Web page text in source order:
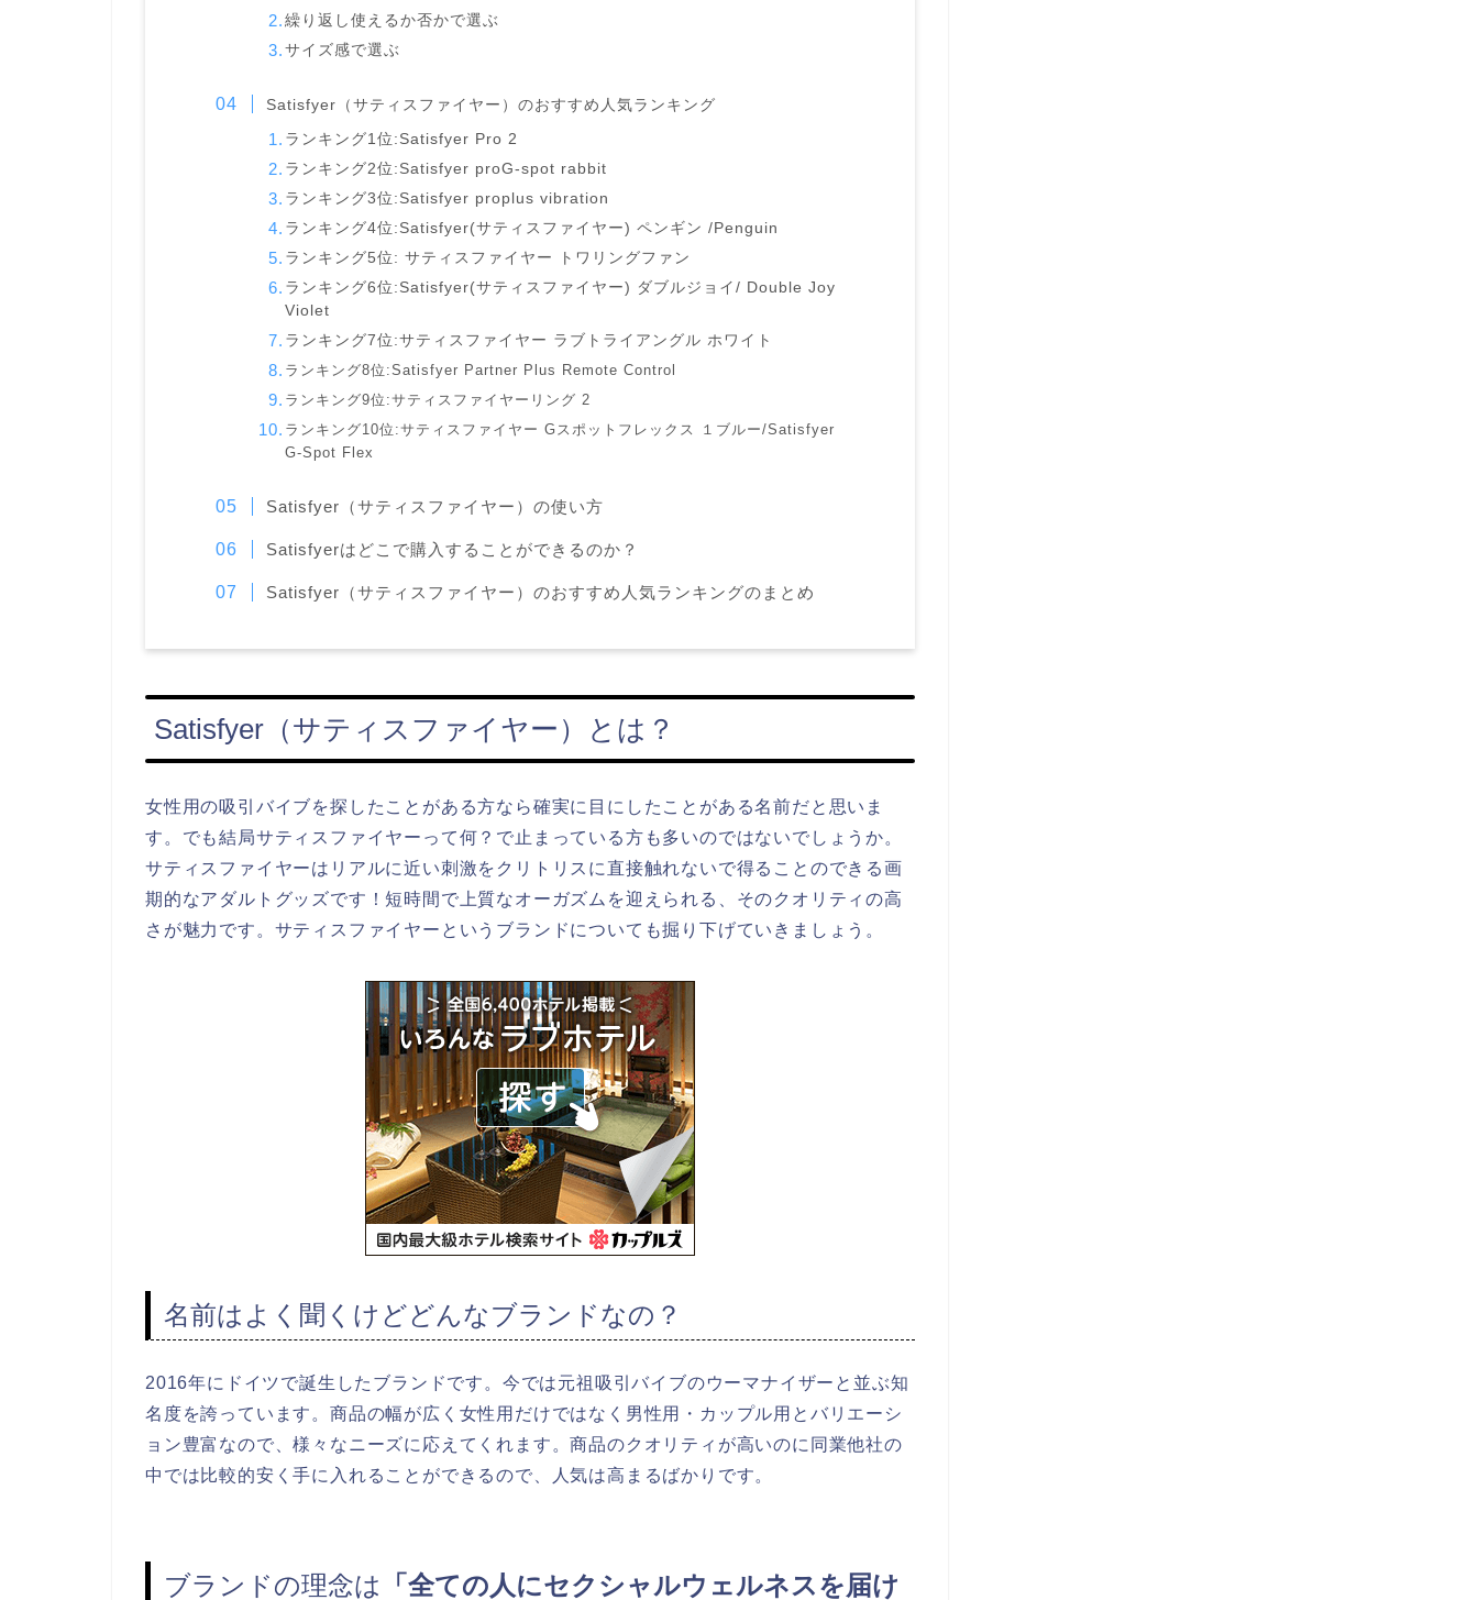
繰り返し使えるか否かで選ぶ
サイズ感で選ぶ
Satisfyer（サティスファイヤー）のおすすめ人気ランキング
ランキング1位:Satisfyer Pro 2
ランキング2位:Satisfyer proG-spot rabbit
ランキング3位:Satisfyer proplus vibration
ランキング4位:Satisfyer(サティスファイヤー) ペンギン /Penguin
ランキング5位: サティスファイヤー トワリングファン
ランキング6位:Satisfyer(サティスファイヤー) ダブルジョイ/ Double Joy
Violet
ランキング7位:サティスファイヤー ラブトライアングル ホワイト
ランキング8位:Satisfyer Partner Plus Remote Control
ランキング9位:サティスファイヤーリング 2
ランキング10位:サティスファイヤー Gスポットフレックス １ブルー/Satisfyer
G-Spot Flex
Satisfyer（サティスファイヤー）の使い方
Satisfyerはどこで購入することができるのか？
Satisfyer（サティスファイヤー）のおすすめ人気ランキングのまとめ
Satisfyer（サティスファイヤー）とは？
女性用の吸引バイブを探したことがある方なら確実に目にしたことがある名前だと思いま
す。でも結局サティスファイヤーって何？で止まっている方も多いのではないでしょうか。
サティスファイヤーはリアルに近い刺激をクリトリスに直接触れないで得ることのできる画
期的なアダルトグッズです！短時間で上質なオーガズムを迎えられる、そのクオリティの高
さが魅力です。サティスファイヤーというブランドについても掘り下げていきましょう。
名前はよく聞くけどどんなブランドなの？
2016年にドイツで誕生したブランドです。今では元祖吸引バイブのウーマナイザーと並ぶ知
名度を誇っています。商品の幅が広く女性用だけではなく男性用・カップル用とバリエーシ
ョン豊富なので、様々なニーズに応えてくれます。商品のクオリティが高いのに同業他社の
中では比較的安く手に入れることができるので、人気は高まるばかりです。
ブランドの理念は 「全ての人にセクシャルウェルネスを届け